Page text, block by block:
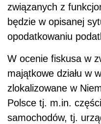
związanych z
będzie w opisanej
opodatkowaniu
W ocenie fiskusa w
majątkowe działu w
zlokalizowane w
Polsce tj. m.in.
samochodów, tj.